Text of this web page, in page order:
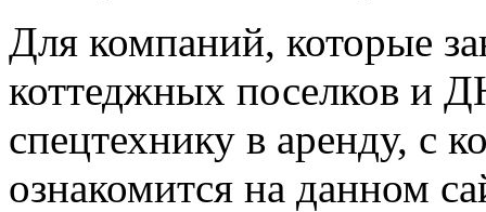
Для компаний, которые
коттеджных поселков и
спецтехнику в аренду, с
ознакомится на данном